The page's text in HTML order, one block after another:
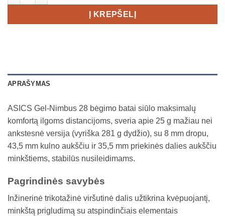
Į KREPŠELĮ
APRAŠYMAS
ASICS Gel-Nimbus 28 bėgimo batai siūlo maksimalų
komfortą ilgoms distancijoms, sveria apie 25 g mažiau nei
ankstesnė versija (vyriška 281 g dydžio), su 8 mm dropu,
43,5 mm kulno aukščiu ir 35,5 mm priekinės dalies aukščiu
minkštiems, stabilūs nusileidimams.​
Pagrindinės savybės
Inžinerinė trikotažinė viršutinė dalis užtikrina kvėpuojantį,
minkštą prigludimą su atspindinčiais elementais